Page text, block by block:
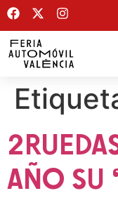
AÑO SU